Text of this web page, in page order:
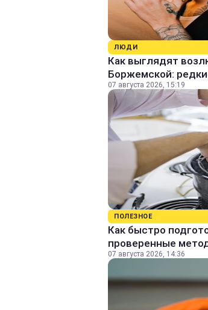
ЛЮДИ
Как выглядят
Боржемской:
07 августа 2026, 15:19
ПОЛЕЗНОЕ
Как быстро
проверенные
07 августа 2026, 14:36